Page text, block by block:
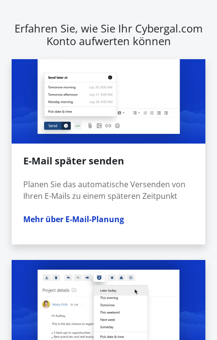
Erfahren Sie, wie Sie Ihr Cybergal.com
Konto aufwerten können
E-Mail später senden
Planen Sie das automatische Versenden von
Ihren E-Mails zu einem späteren Zeitpunkt
Mehr über E-Mail-Planung